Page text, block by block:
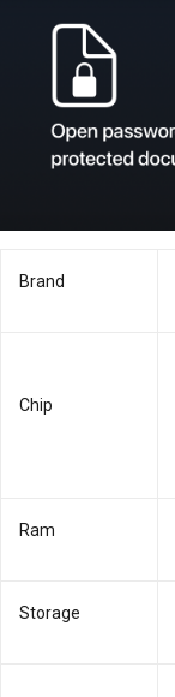
Brand
Chip
Ram
Storage